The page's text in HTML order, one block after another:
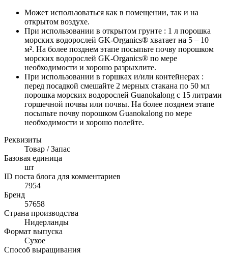
Может использоваться как в помещении, так и на
открытом воздухе.
При использовании в открытом грунте : 1 л порошка
морских водорослей GK-Organics® хватает на 5 – 10
м². На более позднем этапе посыпьте почву порошком
морских водорослей GK-Organics® по мере
необходимости и хорошо разрыхлите.
При использовании в горшках и/или контейнерах :
перед посадкой смешайте 2 мерных стакана по 50 мл
порошка морских водорослей Guanokalong с 15 литрами
горшечной почвы или почвы. На более позднем этапе
посыпьте почву порошком Guanokalong по мере
необходимости и хорошо полейте.
Реквизиты
Товар / Запас
Базовая единица
шт
ID поста блога для комментариев
7954
Бренд
57658
Страна производства
Нидерланды
Формат выпуска
Сухое
Способ выращивания